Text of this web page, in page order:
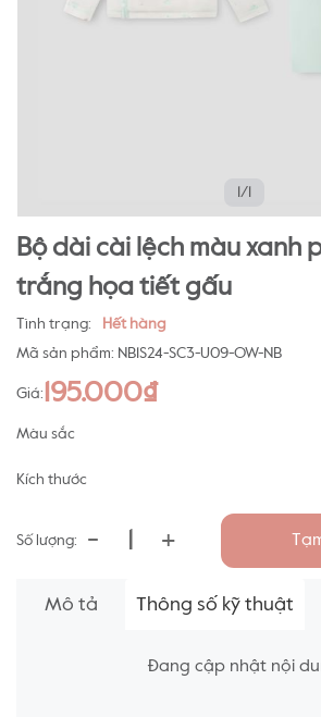
1/1
Bộ dài cài lệch màu xanh
trắng họa tiết gấu
Tình trạng:
Hết hàng
Mã sản phẩm: NB1S24-SC3-U09-OW-NB
Giá: 195.000₫
Màu sắc
Kích thước
Số lượng: - +
Mô tả Thông số kỹ thuật
Đang cập nhật nội